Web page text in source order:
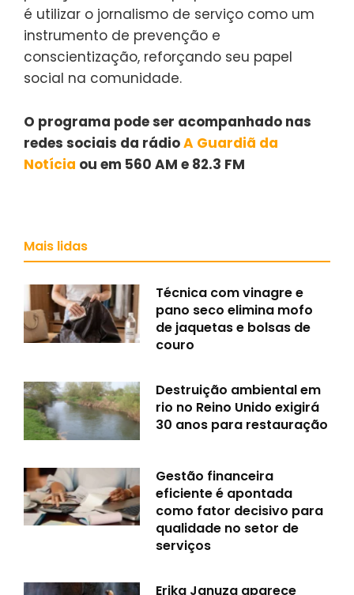
é utilizar o jornalismo de serviço como um
instrumento de prevenção e
conscientização, reforçando seu papel
social na comunidade.
O programa pode ser acompanhado nas
redes sociais da rádioA Guardiã da
Notícia ou em 560 AM e 82.3 FM
Mais lidas
Técnica com vinagre e
pano seco elimina mofo
de jaquetas e bolsas de
couro
Destruição ambiental em
rio no Reino Unido exigirá
30 anos para restauração
Gestão financeira
eficiente é apontada
como fator decisivo para
qualidade no setor de
serviços
Erika Januza aparece